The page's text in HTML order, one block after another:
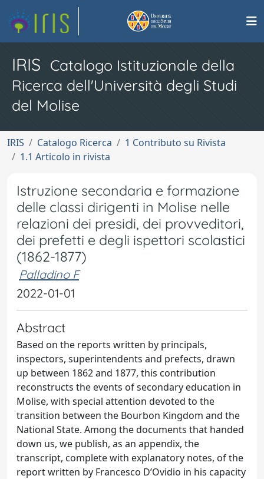
IRIS Catalogo Istituzionale della
Ricerca dell'Università degli Studi
del Molise
IRIS Catalogo Ricerca
1 Contributo su Rivista
1.1 Articolo in rivista
Istruzione secondaria e formazione
delle classi dirigenti in Molise nelle
relazioni dei presidi, dei provveditori,
dei prefetti e degli ispettori scolastici
(1862-1877)
Palladino F
2022-01-01
Abstract
Based on the reports written by principals,
inspectors, superintendents and prefects, drawn
up between 1862 and 1877, this contribution
reconstructs the events of secondary education in
Molise, with special attention devoted to the
transition between the Bourbon Kingdom and the
National State. Among the documents that handed
down us, we publish, as an appendix, the
transcript, complete with explanatory notes, of the
report written by Francesco D’Ovidio in his capacity